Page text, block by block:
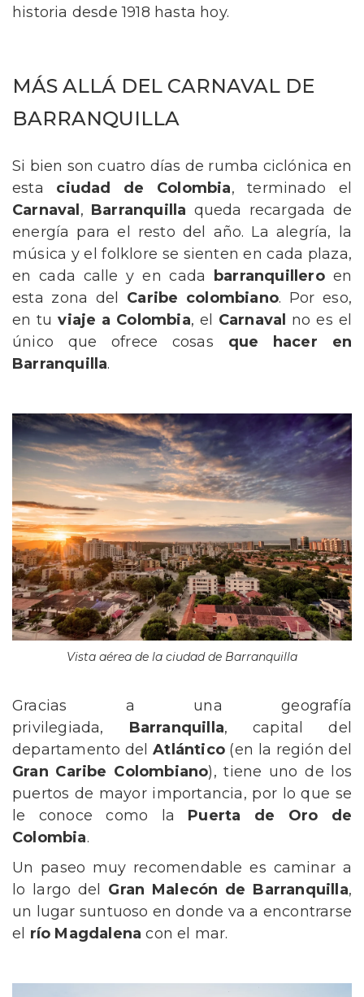
historia desde 1918 hasta hoy.
MÁS ALLÁ DEL CARNAVAL DE
BARRANQUILLA
Si bien son cuatro días de rumba ciclónica en
esta ciudad de Colombia, terminado el
Carnaval , Barranquilla queda recargada de
energía para el resto del año. La alegría, la
música y el folklore se sienten en cada plaza,
en cada calle y en cada
barranquilleroen
esta zona del Caribe colombiano. Por eso,
en tuviaje a Colombia, el Carnaval
no es el
único que ofrece cosas que hacer en
Barranquilla.
Vista aérea de la ciudad de Barranquilla
Gracias a una geografía
privilegiada, Barranquilla, capital del
departamento delAtlántico(en la región del
Gran Caribe Colombiano), tiene uno de los
puertos de mayor importancia, por lo que se
le conoce como la Puerta de Oro de
Colombia.
Un paseo muy recomendable es caminar a
lo largo del Gran Malecón de Barranquilla,
un lugar suntuoso en donde va a encontrarse
el río Magdalena con el mar.